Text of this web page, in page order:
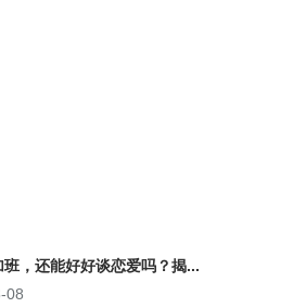
，还能好好谈恋爱吗？揭...
08